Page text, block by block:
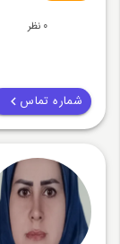
0 نظر
شماره تماس